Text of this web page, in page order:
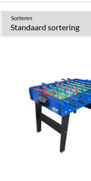
Sorteren